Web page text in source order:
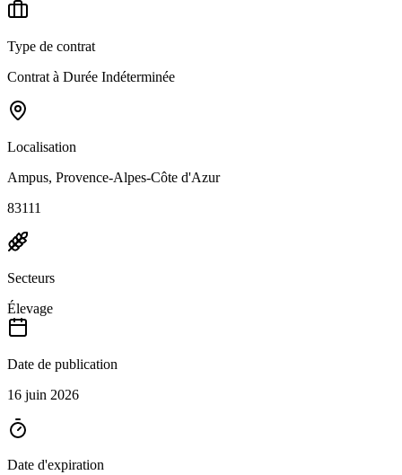
Type de contrat
Contrat à Durée Indéterminée
Localisation
Ampus, Provence-Alpes-Côte d'Azur
83111
Secteurs
Élevage
Date de publication
16 juin 2026
Date d'expiration